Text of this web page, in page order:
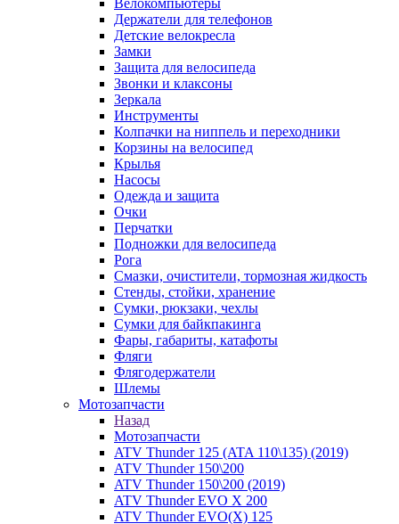
Велокомпьютеры
Держатели для телефонов
Детские велокресла
Замки
Защита для велосипеда
Звонки и клаксоны
Зеркала
Инструменты
Колпачки на ниппель и переходники
Корзины на велосипед
Крылья
Насосы
Одежда и защита
Очки
Перчатки
Подножки для велосипеда
Рога
Смазки, очистители, тормозная жидкость
Стенды, стойки, хранение
Сумки, рюкзаки, чехлы
Сумки для байкпакинга
Фары, габариты, катафоты
Фляги
Флягодержатели
Шлемы
Мотозапчасти
Назад
Мотозапчасти
ATV Thunder 125 (ATA 110\135) (2019)
ATV Thunder 150\200
ATV Thunder 150\200 (2019)
ATV Thunder EVO X 200
ATV Thunder EVO(X) 125